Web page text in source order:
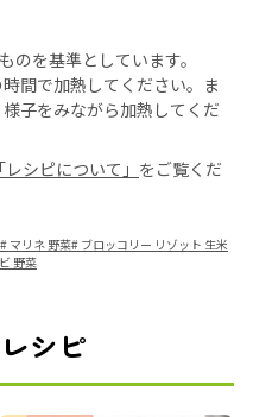
を基準としています。
間で加熱してください。ま
子をみながら加熱してくだ
「レシピについて」 をご覧くだ
# マリネ 野菜# ブロッコリー リゾット 生米
野菜
シピ